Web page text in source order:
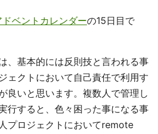
ベントカレンダーの15日目で
、基本的には反則技と言われる事
ェクトにおいて自己責任で利用す
良いと思います。複数人で管理し
行すると、色々困った事になる事
プロジェクトにおいてremote